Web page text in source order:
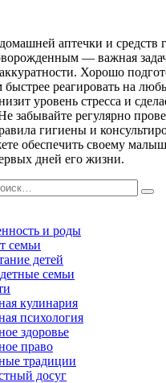
аптечки и средств
— важная
Хорошо
реагировать на
уровень стресса и
забывайте регулярно
гигиены и
обеспечить своему
дней его жизни.
и роды
семьи
детей
семьи
кулинария
психология
здоровье
право
традиции
досуг